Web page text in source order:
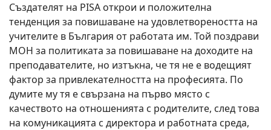
Създателят на PISA открои и положителна
тенденция за повишаване на удовлетвореността на
учителите в България от работата им. Той поздрави
МОН за политиката за повишаване на доходите на
преподавателите, но изтъкна, че тя не е водещият
фактор за привлекателността на професията. По
думите му тя е свързана на първо място с
качеството на отношенията с родителите, след това
на комуникацията с директора и работната среда,